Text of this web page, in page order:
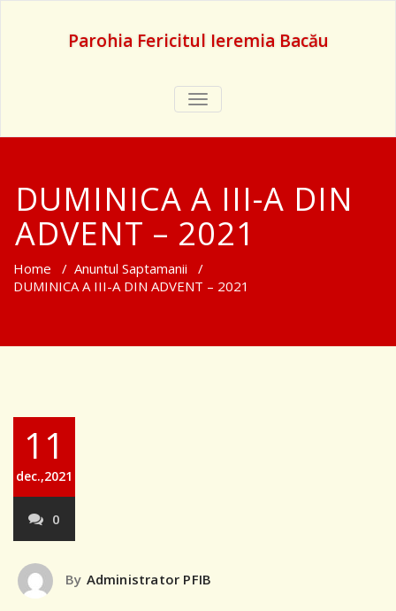
Parohia Fericitul Ieremia Bacău
TOGGLE
NAVIGATION
DUMINICA A III-A DIN
ADVENT – 2021
Home / Anuntul Saptamanii /
DUMINICA A III-A DIN ADVENT – 2021
11
dec.,2021
0
By Administrator PFIB